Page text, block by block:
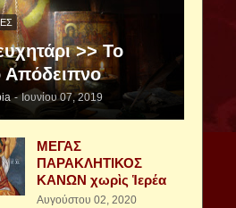
>> Το
Απόδειπνο
- Ιουνίου 07, 2019
ΜΕΓΑΣ
ΠΑΡΑΚΛΗΤΙΚΟΣ
ΚΑΝΩΝ χωρὶς Ἱερέα
Αυγούστου 02, 2020